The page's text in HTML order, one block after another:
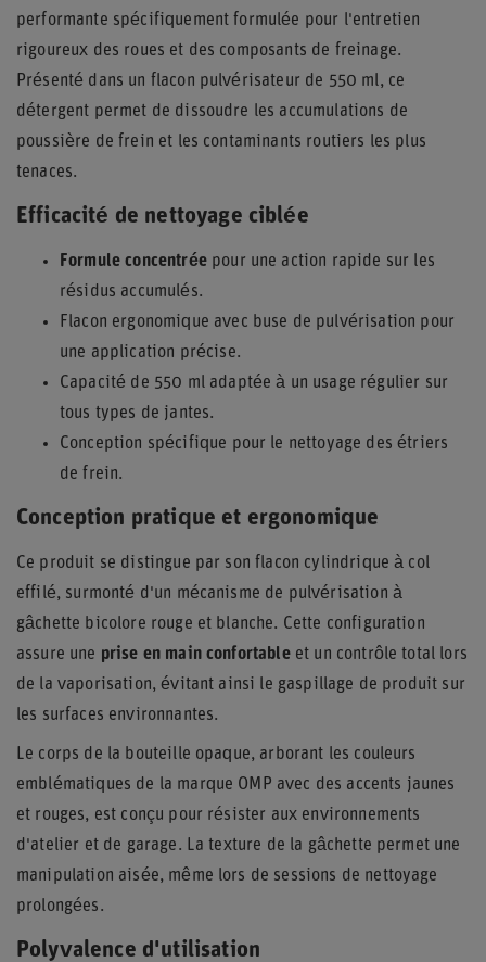
performante spécifiquement formulée pour l'entretien
rigoureux des roues et des composants de freinage.
Présenté dans un flacon pulvérisateur de 550 ml, ce
détergent permet de dissoudre les accumulations de
poussière de frein et les contaminants routiers les plus
tenaces.
Efficacité de nettoyage ciblée
Formule concentréepour une action rapide sur les
résidus accumulés.
Flacon ergonomique avec buse de pulvérisation pour
une application précise.
Capacité de 550 ml adaptée à un usage régulier sur
tous types de jantes.
Conception spécifique pour le nettoyage des étriers
de frein.
Conception pratique et ergonomique
Ce produit se distingue par son flacon cylindrique à col
effilé, surmonté d'un mécanisme de pulvérisation à
gâchette bicolore rouge et blanche. Cette configuration
assure une prise en main confortableet un contrôle total lors
de la vaporisation, évitant ainsi le gaspillage de produit sur
les surfaces environnantes.
Le corps de la bouteille opaque, arborant les couleurs
emblématiques de la marque OMP avec des accents jaunes
et rouges, est conçu pour résister aux environnements
d'atelier et de garage. La texture de la gâchette permet une
manipulation aisée, même lors de sessions de nettoyage
prolongées.
Polyvalence d'utilisation